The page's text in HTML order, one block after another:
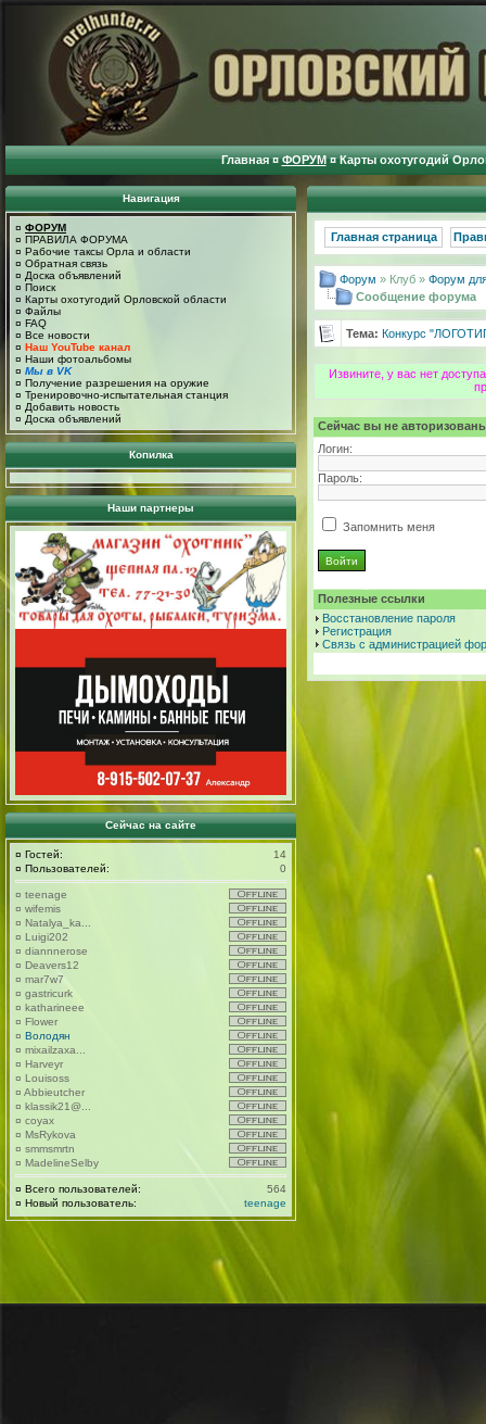
Главная ¤ ФОРУМ ¤ Карты охотугодий
Навигация
¤ ФОРУМ
¤ ПРАВИЛА ФОРУМА
¤ Рабочие таксы Орла и области
¤ Обратная связь
¤ Доска объявлений
¤ Поиск
¤ Карты охотугодий Орловской области
¤ Файлы
¤ FAQ
¤ Все новости
¤ Наш YouTube канал
¤ Наши фотоальбомы
¤ Мы в VK
¤ Получение разрешения на оружие
¤ Тренировочно-испытательная станция
¤ Добавить новость
¤ Доска объявлений
Копилка
Наши партнеры
Сейчас на сайте
¤ Гостей:
14
¤ Пользователей: 0
¤ teenage
¤ wifemis
¤ Natalya_ka...
¤ Luigi202
¤ diannnerose
¤ Deavers12
¤ mar7w7
¤ gastricurk
¤ katharineee
¤ Flower
¤ Володян
¤ mixailzaxa...
¤ Harveyr
¤ Louisoss
¤ Abbieutcher
¤ klassik21@...
¤ coyax
¤ MsRykova
¤ smmsmrtn
¤ MadelineSelby
¤ Всего пользователей:
564
¤ Новый пользователь: teenage
Главная страница
Форум » Клуб » Форум
Сообщение форума
Тема: Конкурс
Извините, у вас нет
Сейчас вы не
Логин:
Пароль:
Запомнить меня
Полезные ссылки
Восстановление пароля
Регистрация
Связь с администрацией